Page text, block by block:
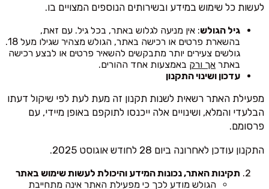
לעשות כל שימוש במידע ובשירותים הנוספים המצויים בו.
גיל הגולש: אין מניעה לגלוש באתר, בכל גיל. עם זאת,
בהשארת פרטים או רכישה באתר, הגולש מצהיר שגילו מעל 18.
גולשים צעירים יותר מתבקשים להשאיר פרטים או לבצע רכישה
באתר אך ורק באמצעות אחד ההורים.
עדכון ושינוי התקנון
מפעילת האתר רשאית לשנות תקנון זה מעת לעת לפי שיקול דעתו
הבלעדי והמלא, ושינויים אלה ייכנסו לתוקפם באופן מיידי, עם
פרסומם.
התקנון עודכן לאחרונה ביום 28 לחודש אוגוסט 2025.
תקינות האתר, נכונות המידע והיכולת לעשות שימוש באתר
הגולש מודע לכך כי מפעילת האתר אינה מתחייבת